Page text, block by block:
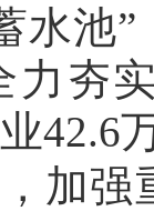
水池
力夯
42.6
加